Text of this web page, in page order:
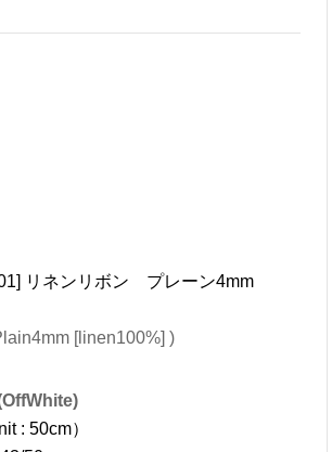
リネンリボン プレーン4mm
[linen100%] )
: 50cm）